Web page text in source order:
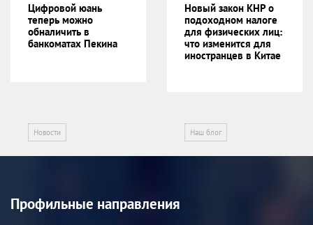
Новости
Цифровой юань
теперь можно
обналичить в
банкоматах Пекина
Наш блог
Новый закон КНР о
подоходном налоге
для физических лиц:
что изменится для
иностранцев в Китае
Профильные направления